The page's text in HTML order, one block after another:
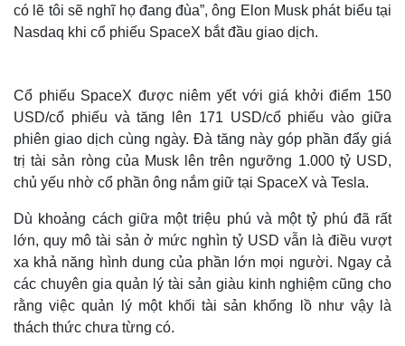
có lẽ tôi sẽ nghĩ họ đang đùa”, ông Elon Musk phát biểu tại
Nasdaq khi cổ phiếu SpaceX bắt đầu giao dịch.
Cổ phiếu SpaceX được niêm yết với giá khởi điểm 150
USD/cổ phiếu và tăng lên 171 USD/cổ phiếu vào giữa
phiên giao dịch cùng ngày. Đà tăng này góp phần đẩy giá
trị tài sản ròng của Musk lên trên ngưỡng 1.000 tỷ USD,
chủ yếu nhờ cổ phần ông nắm giữ tại SpaceX và Tesla.
Dù khoảng cách giữa một triệu phú và một tỷ phú đã rất
lớn, quy mô tài sản ở mức nghìn tỷ USD vẫn là điều vượt
xa khả năng hình dung của phần lớn mọi người. Ngay cả
các chuyên gia quản lý tài sản giàu kinh nghiệm cũng cho
rằng việc quản lý một khối tài sản khổng lồ như vậy là
thách thức chưa từng có.